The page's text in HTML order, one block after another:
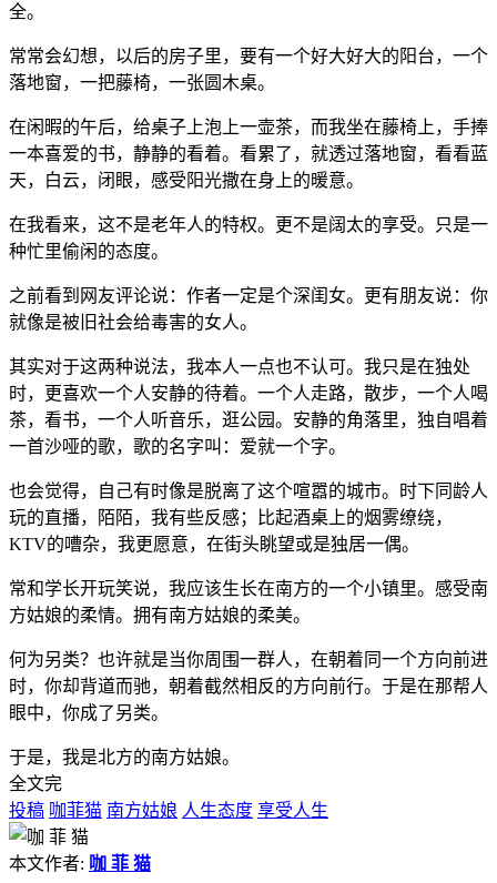
全。
常常会幻想，以后的房子里，要有一个好大好大的阳台，一个
落地窗，一把藤椅，一张圆木桌。
在闲暇的午后，给桌子上泡上一壶茶，而我坐在藤椅上，手捧
一本喜爱的书，静静的看着。看累了，就透过落地窗，看看蓝
天，白云，闭眼，感受阳光撒在身上的暖意。
在我看来，这不是老年人的特权。更不是阔太的享受。只是一
种忙里偷闲的态度。
之前看到网友评论说：作者一定是个深闺女。更有朋友说：你
就像是被旧社会给毒害的女人。
其实对于这两种说法，我本人一点也不认可。我只是在独处
时，更喜欢一个人安静的待着。一个人走路，散步，一个人喝
茶，看书，一个人听音乐，逛公园。安静的角落里，独自唱着
一首沙哑的歌，歌的名字叫：爱就一个字。
也会觉得，自己有时像是脱离了这个喧嚣的城市。时下同龄人
玩的直播，陌陌，我有些反感；比起酒桌上的烟雾缭绕，
KTV的嘈杂，我更愿意，在街头眺望或是独居一偶。
常和学长开玩笑说，我应该生长在南方的一个小镇里。感受南
方姑娘的柔情。拥有南方姑娘的柔美。
何为另类？也许就是当你周围一群人，在朝着同一个方向前进
时，你却背道而驰，朝着截然相反的方向前行。于是在那帮人
眼中，你成了另类。
于是，我是北方的南方姑娘。
全文完
投稿 咖菲猫 南方姑娘 人生态度 享受人生
本文作者: 咖 菲 猫